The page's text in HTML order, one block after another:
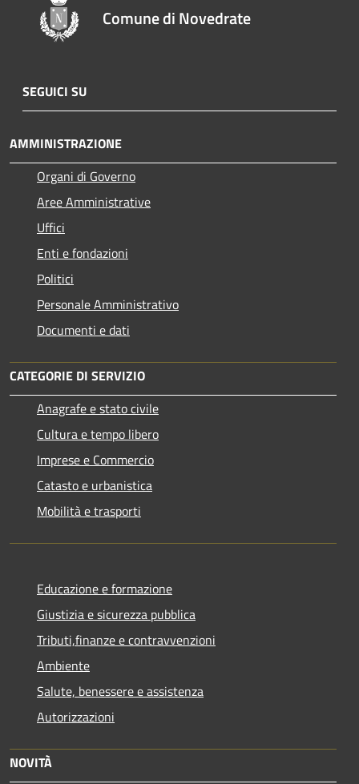
Comune di Novedrate
SEGUICI SU
AMMINISTRAZIONE
Organi di Governo
Aree Amministrative
Uffici
Enti e fondazioni
Politici
Personale Amministrativo
Documenti e dati
CATEGORIE DI SERVIZIO
Anagrafe e stato civile
Cultura e tempo libero
Imprese e Commercio
Catasto e urbanistica
Mobilità e trasporti
Educazione e formazione
Giustizia e sicurezza pubblica
Tributi,finanze e contravvenzioni
Ambiente
Salute, benessere e assistenza
Autorizzazioni
NOVITÀ